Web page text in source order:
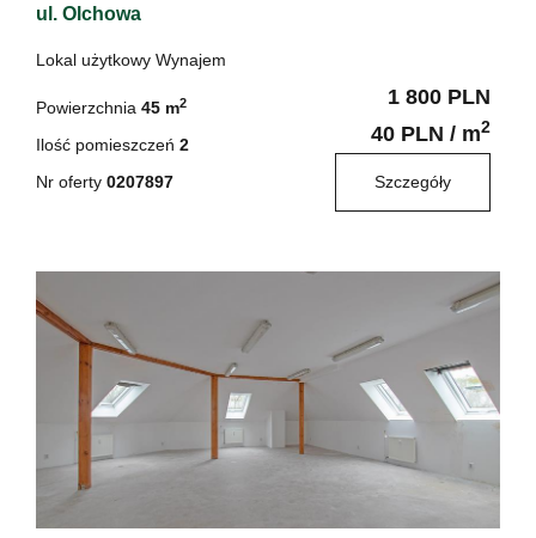
ul. Olchowa
Lokal użytkowy Wynajem
Powierzchnia 45 m2
Ilość pomieszczeń 2
Nr oferty 0207897
1 800 PLN
40 PLN / m2
Szczegóły